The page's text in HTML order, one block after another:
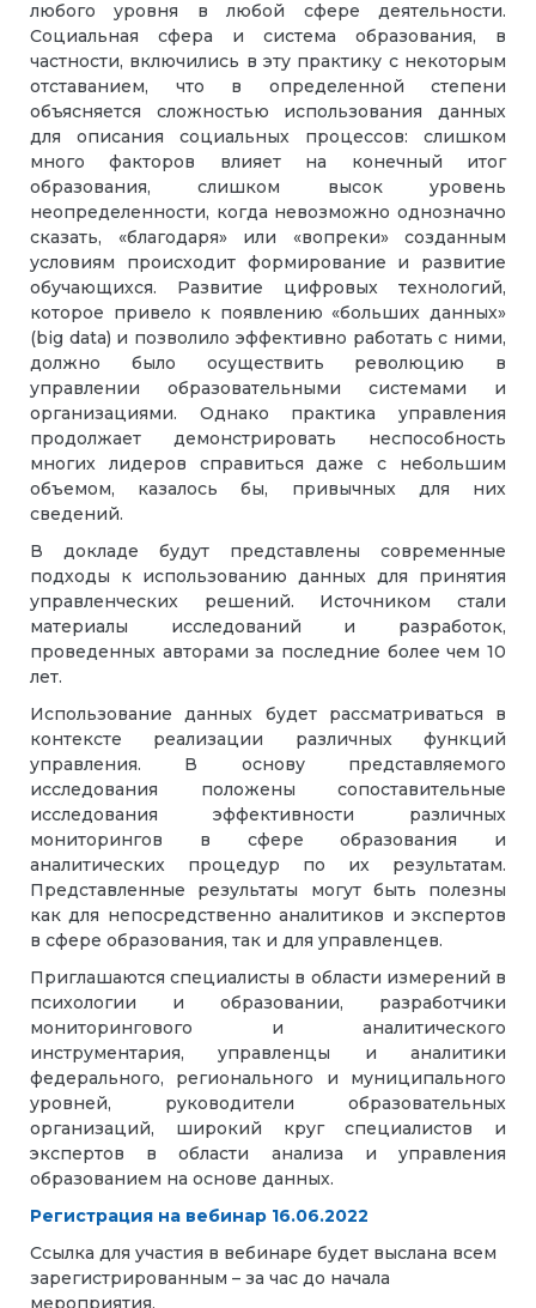
любого уровня в любой сфере деятельности.
Социальная сфера и система образования, в
частности, включились в эту практику с некоторым
отставанием, что в определенной степени
объясняется сложностью использования данных
для описания социальных процессов: слишком
много факторов влияет на конечный итог
образования, слишком высок уровень
неопределенности, когда невозможно однозначно
сказать, «благодаря» или «вопреки» созданным
условиям происходит формирование и развитие
обучающихся. Развитие цифровых технологий,
которое привело к появлению «больших данных»
(big data) и позволило эффективно работать с ними,
должно было осуществить революцию в
управлении образовательными системами и
организациями. Однако практика управления
продолжает демонстрировать неспособность
многих лидеров справиться даже с небольшим
объемом, казалось бы, привычных для них
сведений.
В докладе будут представлены современные
подходы к использованию данных для принятия
управленческих решений. Источником стали
материалы исследований и разработок,
проведенных авторами за последние более чем 10
лет.
Использование данных будет рассматриваться в
контексте реализации различных функций
управления. В основу представляемого
исследования положены сопоставительные
исследования эффективности различных
мониторингов в сфере образования и
аналитических процедур по их результатам.
Представленные результаты могут быть полезны
как для непосредственно аналитиков и экспертов
в сфере образования, так и для управленцев.
Приглашаются специалисты в области измерений в
психологии и образовании, разработчики
мониторингового и аналитического
инструментария, управленцы и аналитики
федерального, регионального и муниципального
уровней, руководители образовательных
организаций, широкий круг специалистов и
экспертов в области анализа и управления
образованием на основе данных.
Регистрация на вебинар 16.06.2022
Ссылка для участия в вебинаре будет выслана всем
зарегистрированным – за час до начала
мероприятия.